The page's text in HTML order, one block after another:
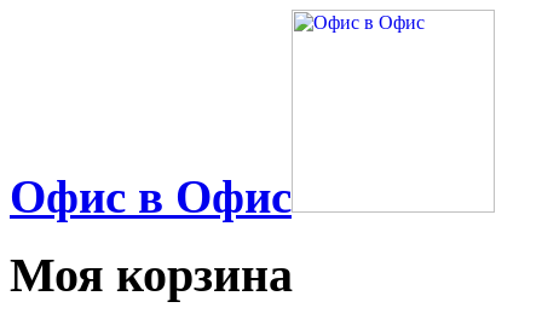
Офис в Офис
Моя корзина